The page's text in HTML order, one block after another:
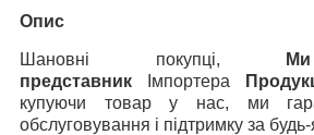
Опис
Шановні покупці, Ми
представник
Імпортера
купуючи товар у нас, ми
обслуговування і підтримку за